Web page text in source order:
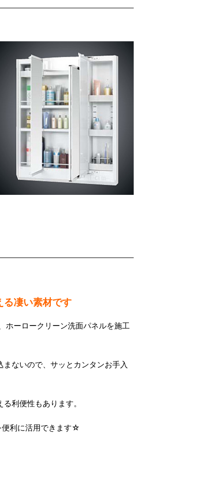
る凄い素材です
ホーロークリーン洗面パネルを施工
ないので、サッとカンタンお手入
利便性もあります。
便利に活用できます☆